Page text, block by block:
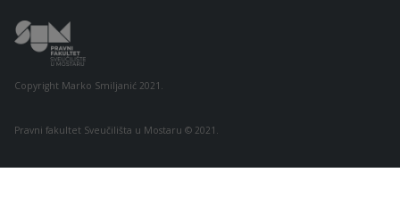
Copyright Marko Smiljanić 2021.
Pravni fakultet Sveučilišta u Mostaru © 2021.